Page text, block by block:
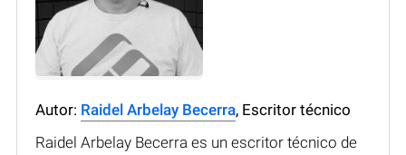
Autor: Raidel Arbelay Becerra, Escritor técnico
Raidel Arbelay Becerra es un escritor técnico de